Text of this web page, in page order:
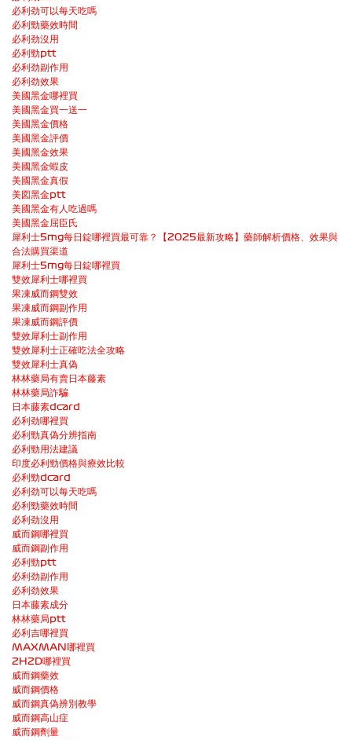
必利劲可以每天吃嗎
必利勁藥效時間
必利劲沒用
必利勁ptt
必利劲副作用
必利劲效果
美國黑金哪裡買
美國黑金買一送一
美國黑金價格
美國黑金評價
美國黑金效果
美國黑金蝦皮
美國黑金真假
美図黑金ptt
美國黑金有人吃過嗎
美國黑金屈臣氏
犀利士5mg每日錠哪裡買最可靠？【2025最新攻略】藥師解析價格、效果與
合法購買渠道
犀利士5mg每日錠哪裡買
雙效犀利士哪裡買
果凍威而鋼雙效
果凍威而鋼副作用
果凍威而鋼評價
雙效犀利士副作用
雙效犀利士正確吃法全攻略
雙效犀利士真偽
林林藥局有賣日本藤素
林林藥局詐騙
日本藤素dcard
必利劲哪裡買
必利勁真偽分辨指南
必利勁用法建議
印度必利勁價格與療效比較
必利勁dcard
必利劲可以每天吃嗎
必利勁藥效時間
必利劲沒用
威而鋼哪裡買
威而鋼副作用
必利勁ptt
必利劲副作用
必利劲效果
日本藤素成分
林林藥局ptt
必利吉哪裡買
MAXMAN哪裡買
2H2D哪裡買
威而鋼藥效
威而鋼價格
威而鋼真偽辨別教學
威而鋼高山症
威而鋼劑量